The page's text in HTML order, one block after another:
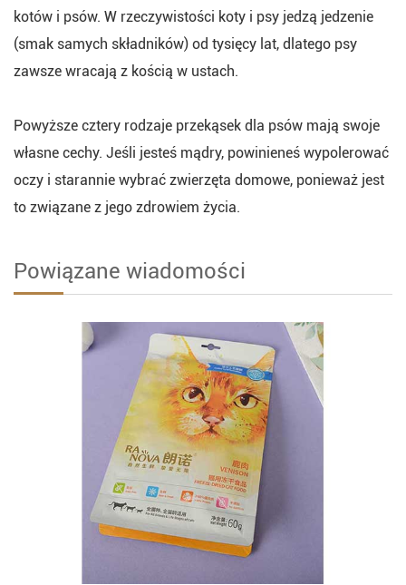
kotów i psów. W rzeczywistości koty i psy jedzą jedzenie
(smak samych składników) od tysięcy lat, dlatego psy
zawsze wracają z kością w ustach.
Powyższe cztery rodzaje przekąsek dla psów mają swoje
własne cechy. Jeśli jesteś mądry, powinieneś wypolerować
oczy i starannie wybrać zwierzęta domowe, ponieważ jest
to związane z jego zdrowiem życia.
Powiązane wiadomości